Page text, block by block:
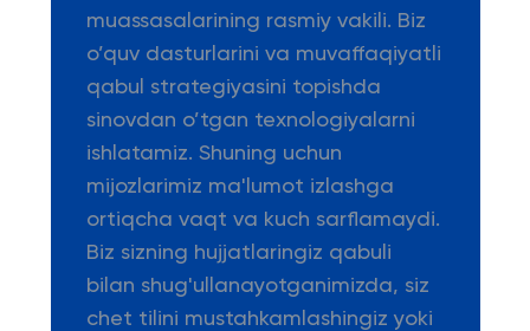
muassasalarining rasmiy vakili. Biz
o’quv dasturlarini va muvaffaqiyatli
qabul strategiyasini topishda
sinovdan o’tgan texnologiyalarni
ishlatamiz. Shuning uchun
mijozlarimiz ma'lumot izlashga
ortiqcha vaqt va kuch sarflamaydi.
Biz sizning hujjatlaringiz qabuli
bilan shug'ullanayotganimizda, siz
chet tilini mustahkamlashingiz yoki